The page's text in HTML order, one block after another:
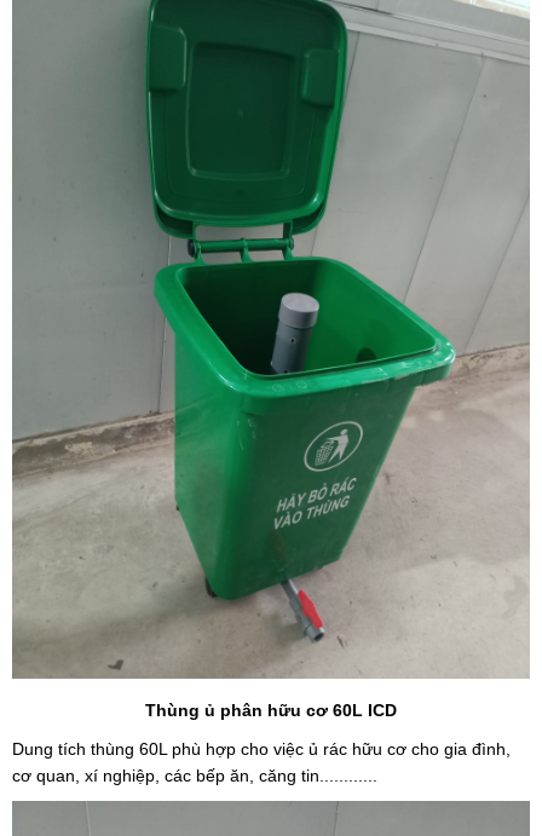
Thùng ủ phân hữu cơ 60L ICD
Dung tích thùng 60L phù hợp cho việc ủ rác hữu cơ cho gia đình,
cơ quan, xí nghiệp, các bếp ăn, căng tin............